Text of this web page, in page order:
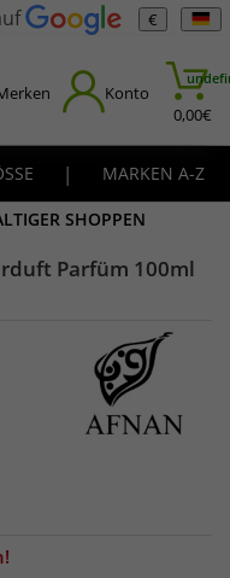
€
Konto
0,00€
|
MARKEN A-Z
SHOPPEN
Parfüm 100ml